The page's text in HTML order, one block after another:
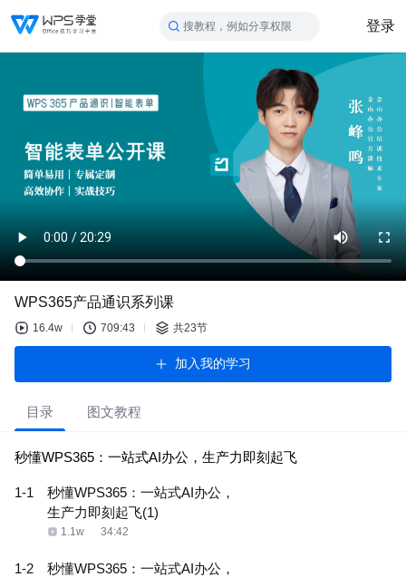
搜教程，例如分享权限 登录
WPS365产品通识系列课
16.4w 709:43 共23节
加入我的学习
目录 图文教程
秒懂WPS365：一站式AI办公，生产力即刻起飞
1-1
秒懂WPS365：一站式AI办公，
生产力即刻起飞(1)
1.1w 34:42
1-2
秒懂WPS365：一站式AI办公，